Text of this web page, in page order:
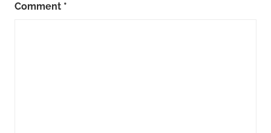
Comment *